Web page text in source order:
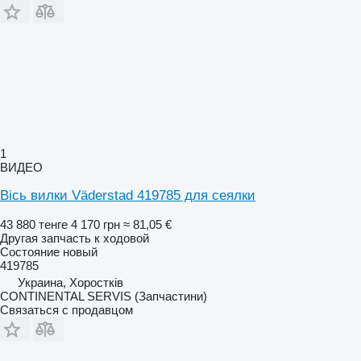
1
ВИДЕО
Вісь вилки Väderstad 419785 для сеялки
43 880 тенге 4 170 грн ≈ 81,05 €
Другая запчасть к ходовой
Состояние новый
419785
Украина, Хоростків
CONTINENTAL SERVIS (Запчастини)
Связаться с продавцом